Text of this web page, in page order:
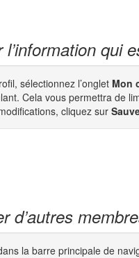
qui
sélectionnez l’onglet Mon
Cela vous permettra de
cliquez sur
d’autres
la barre principale de